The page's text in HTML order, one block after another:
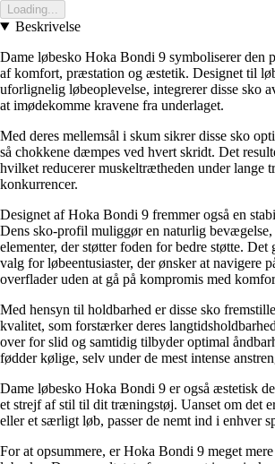
Loading...
Beskrivelse
Dame løbesko Hoka Bondi 9 symboliserer den
af komfort, præstation og æstetik. Designet til
uforlignelig løbeoplevelse, integrerer disse sko
at imødekomme kravene fra underlaget.
Med deres mellemsål i skum sikrer disse sko
så chokkene dæmpes ved hvert skridt. Det
hvilket reducerer muskeltrætheden under lange
konkurrencer.
Designet af Hoka Bondi 9 fremmer også en
Dens sko-profil muliggør en naturlig bevægelse,
elementer, der støtter foden for bedre støtte. Det
valg for løbeentusiaster, der ønsker at navigere
overflader uden at gå på kompromis med
Med hensyn til holdbarhed er disse sko
kvalitet, som forstærker deres
over for slid og samtidig tilbyder optimal
fødder kølige, selv under de mest intense
Dame løbesko Hoka Bondi 9 er også æstetisk
et strejf af stil til dit træningstøj. Uanset om det
eller et særligt løb, passer de nemt ind i enhver
For at opsummere, er Hoka Bondi 9 meget